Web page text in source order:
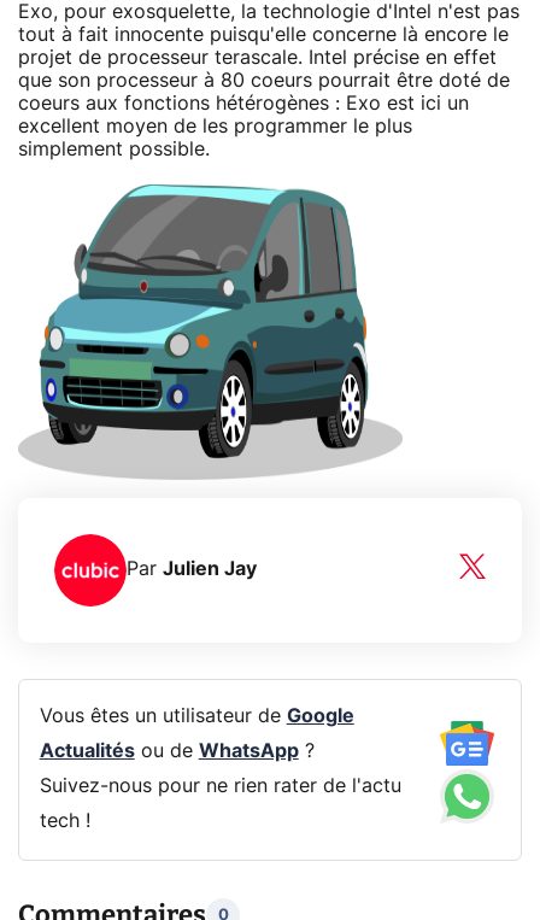
Exo, pour exosquelette, la technologie d'Intel n'est pas
tout à fait innocente puisqu'elle concerne là encore le
projet de processeur terascale. Intel précise en effet
que son processeur à 80 coeurs pourrait être doté de
coeurs aux fonctions hétérogènes : Exo est ici un
excellent moyen de les programmer le plus
simplement possible.
Par Julien Jay
Vous êtes un utilisateur de Google
Actualitésou de WhatsApp?
Suivez-nous pour ne rien rater de l'actu
tech !
0